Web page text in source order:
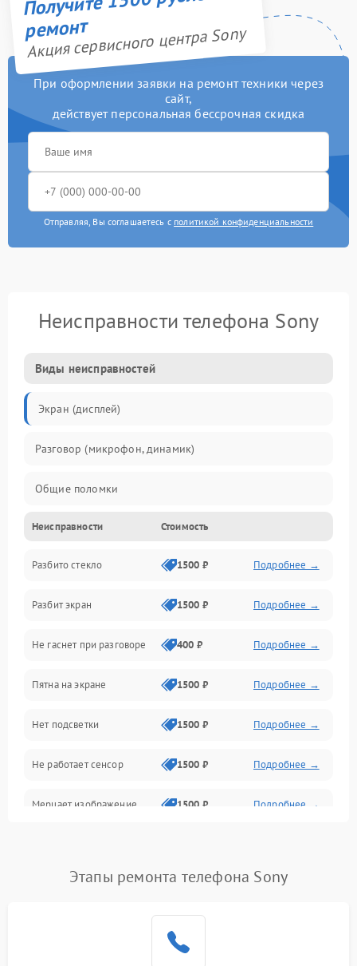
ремонт
Акция сервисного центра Sony
При оформлении заявки на ремонт техники через
сайт,
действует персональная бессрочная скидка
Отправляя, Вы соглашаетесь с политикой конфиденциальности
Неисправности телефона Sony
Виды неисправностей
Экран (дисплей)
Разговор (микрофон, динамик)
Общие поломки
Проблемы связи
Камеры
Проблемы с дисплеем и сенсором
Зарядка
Проблемы с питанием, зарядкой и аккумулятором
Проблемы с работой системы, корпусом и другие
Неисправности Стоимость
Разбито стекло 1500 ₽ Подробнее →
Разбит экран 1500 ₽ Подробнее →
Не гаснет при разговоре 400 ₽ Подробнее →
Пятна на экране 1500 ₽ Подробнее →
Нет подсветки 1500 ₽ Подробнее →
Не работает сенсор 1500 ₽ Подробнее →
Мерцает изображение 1500 ₽ Подробнее →
Не работает Face ID 4000 ₽ Подробнее →
Этапы ремонта телефона Sony